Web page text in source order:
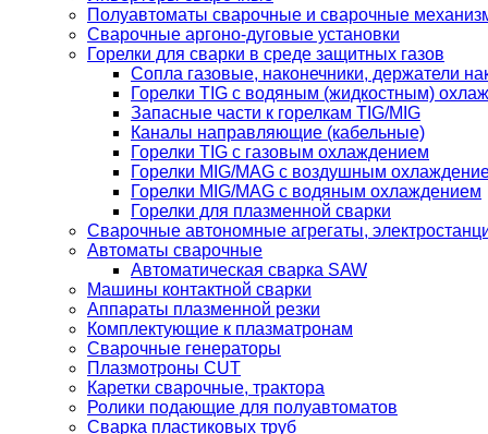
Полуавтоматы сварочные и сварочные
Сварочные аргоно-дуговые установки
Горелки для сварки в среде защитных газов
Сопла газовые, наконечники, держатели
Горелки TIG с водяным (жидкостным)
Запасные части к горелкам TIG/MIG
Каналы направляющие (кабельные)
Горелки TIG с газовым охлаждением
Горелки MIG/MAG с воздушным
Горелки MIG/MAG с водяным охлаждением
Горелки для плазменной сварки
Сварочные автономные агрегаты,
Автоматы сварочные
Автоматическая сварка SAW
Машины контактной сварки
Аппараты плазменной резки
Комплектующие к плазматронам
Сварочные генераторы
Плазмотроны CUT
Каретки сварочные, трактора
Ролики подающие для полуавтоматов
Сварка пластиковых труб